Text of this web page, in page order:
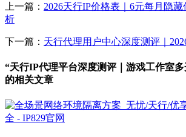
上一篇： 2026天行IP价格表｜6元每月隐
析
下一篇： 天行代理用户中心深度测评｜
“天行IP代理平台深度测评｜游戏工作室
的相关文章